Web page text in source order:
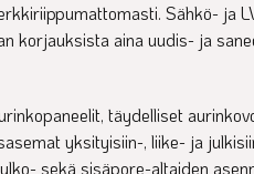
Sähkö- ja
korjauksista aina uudis- ja
täydelliset
yksityisiin-, liike- ja
sekä sisäpore-altaiden